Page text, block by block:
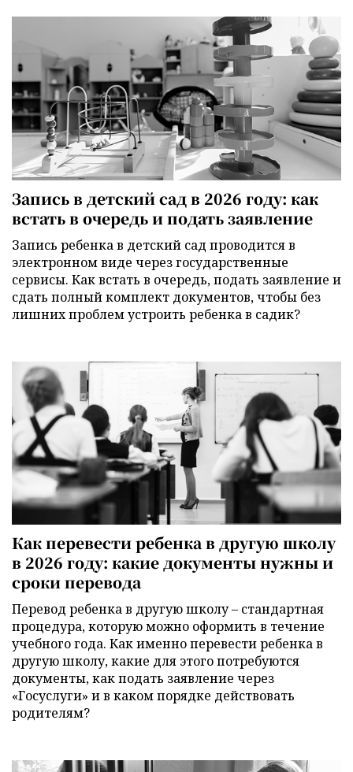
Запись в детский сад в 2026 году: как
встать в очередь и подать заявление
Запись ребенка в детский сад проводится в
электронном виде через государственные
сервисы. Как встать в очередь, подать заявление и
сдать полный комплект документов, чтобы без
лишних проблем устроить ребенка в садик?
Как перевести ребенка в другую школу
в 2026 году: какие документы нужны и
сроки перевода
Перевод ребенка в другую школу – стандартная
процедура, которую можно оформить в течение
учебного года. Как именно перевести ребенка в
другую школу, какие для этого потребуются
документы, как подать заявление через
«Госуслуги» и в каком порядке действовать
родителям?